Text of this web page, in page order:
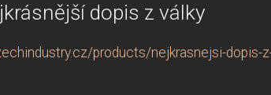
dopis z války
products/nejkrasnejsi-dopis-